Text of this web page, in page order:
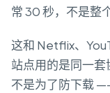
常 30 秒，不是整
这和 Netflix、
站点用的是同一套
不是为了防下载